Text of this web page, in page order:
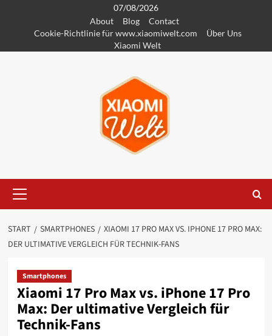
springen
07/08/2026
About
Blog
Contact
Cookie-Richtlinie für www.xiaomiwelt.com
Über Uns
Xiaomi Welt
Menü
START SMARTPHONES
XIAOMI 17 PRO MAX VS. IPHONE 17 PRO MAX:
DER ULTIMATIVE VERGLEICH FÜR TECHNIK-FANS
Smartphones
Xiaomi 17 Pro Max vs. iPhone 17 Pro
Max: Der ultimative Vergleich für
Technik-Fans